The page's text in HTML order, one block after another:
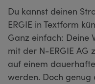
Du kannst deinen
ERGIE in Textform
Ganz einfach: Deine
mit der N-ERGIE AG
auf einem
werden. Doch genug